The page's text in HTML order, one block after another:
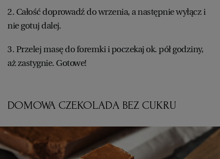
2. Całość doprowadź do wrzenia, a następnie wyłącz i
nie gotuj dalej.
3. Przelej masę do foremki i poczekaj ok. pół godziny,
aż zastygnie. Gotowe!
DOMOWA CZEKOLADA BEZ CUKRU